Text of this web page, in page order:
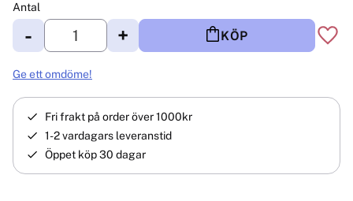
Antal
+
- KÖP
Ge ett omdöme!
Fri frakt på order över 1000kr
1-2 vardagars leveranstid
Öppet köp 30 dagar